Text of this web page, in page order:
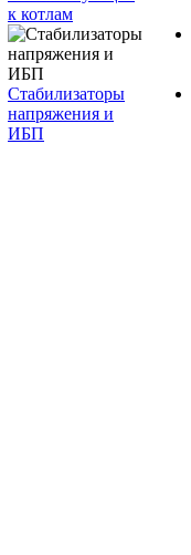
к котлам
Стабилизаторы
напряжения и
ИБП